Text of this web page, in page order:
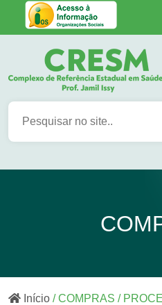
Início / COMPRAS /